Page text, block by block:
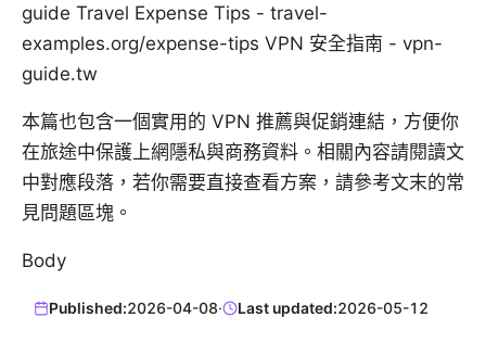
guide Travel Expense Tips - travel-
examples.org/expense-tips VPN 安全指南 - vpn-
guide.tw
本篇也包含一個實用的 VPN 推薦與促銷連結，方便你
在旅途中保護上網隱私與商務資料。相關內容請閱讀文
中對應段落，若你需要直接查看方案，請參考文末的常
見問題區塊。
Body
Published:2026-04-08· Last updated:2026-05-12